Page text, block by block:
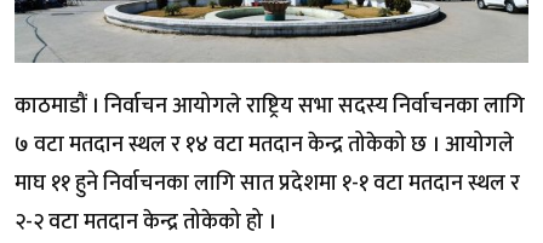
काठमाडौं । निर्वाचन आयोगले राष्ट्रिय सभा सदस्य निर्वाचनका लागि
७ वटा मतदान स्थल र १४ वटा मतदान केन्द्र तोकेको छ । आयोगले
माघ ११ हुने निर्वाचनका लागि सात प्रदेशमा १-१ वटा मतदान स्थल र
२-२ वटा मतदान केन्द्र तोकेको हो ।